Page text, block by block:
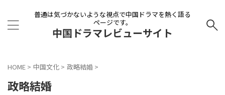
普通は気づかないような視点で中国ドラマを熱く語る
ページです。
中国ドラマレビューサイト
HOME > 中国文化 > 政略結婚 >
政略結婚